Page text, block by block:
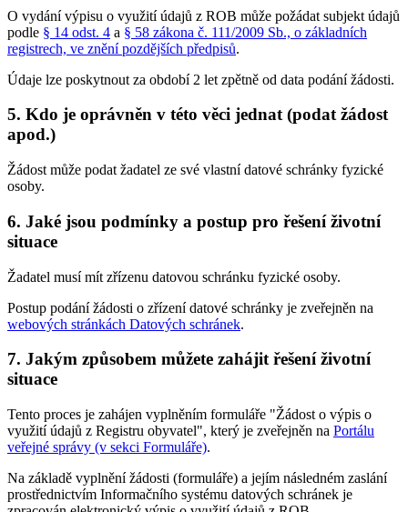
O vydání výpisu o využití údajů z ROB může požádat subjekt údajů
podle § 14 odst. 4 a § 58 zákona č. 111/2009 Sb., o základních
registrech, ve znění pozdějších předpisů.
Údaje lze poskytnout za období 2 let zpětně od data podání žádosti.
5. Kdo je oprávněn v této věci jednat (podat žádost
apod.)
Žádost může podat žadatel ze své vlastní datové schránky fyzické
osoby.
6. Jaké jsou podmínky a postup pro řešení životní
situace
Žadatel musí mít zřízenu datovou schránku fyzické osoby.
Postup podání žádosti o zřízení datové schránky je zveřejněn na
webových stránkách Datových schránek.
7. Jakým způsobem můžete zahájit řešení životní
situace
Tento proces je zahájen vyplněním formuláře "Žádost o výpis o
využití údajů z Registru obyvatel", který je zveřejněn na Portálu
veřejné správy (v sekci Formuláře).
Na základě vyplnění žádosti (formuláře) a jejím následném zaslání
prostřednictvím Informačního systému datových schránek je